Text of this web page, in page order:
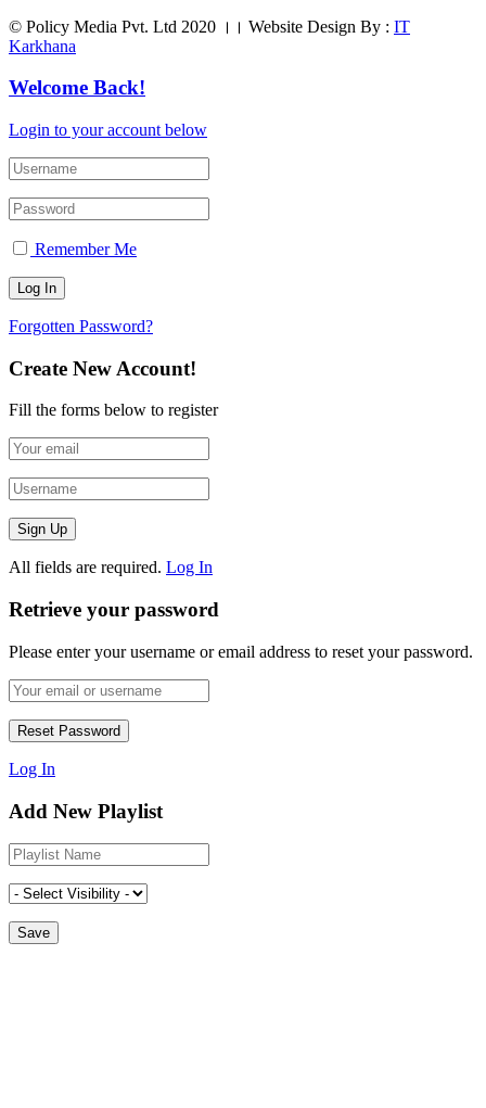
© Policy Media Pvt. Ltd 2020 ।। Website Design By : IT
Karkhana
Welcome Back!
Login to your account below
Remember Me
Forgotten Password?
Create New Account!
Fill the forms below to register
All fields are required. Log In
Retrieve your password
Please enter your username or email address to reset your password.
Log In
Add New Playlist